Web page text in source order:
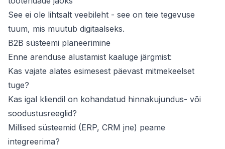
See ei ole lihtsalt veebileht - see on teie tegevuse
tuum, mis muutub digitaalseks.
B2B süsteemi planeerimine
Enne arenduse alustamist kaaluge järgmist:
Kas vajate alates esimesest päevast mitmekeelset
tuge?
Kas igal kliendil on kohandatud hinnakujundus- või
soodustusreeglid?
Millised süsteemid (ERP, CRM jne) peame
integreerima?